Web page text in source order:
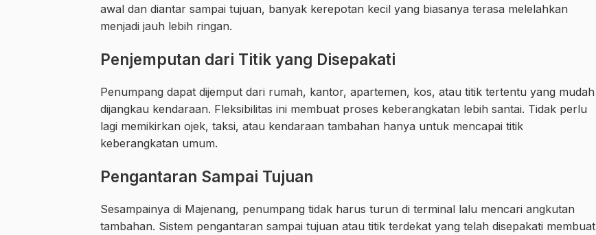
awal dan diantar sampai tujuan, banyak kerepotan kecil yang biasanya terasa melelahkan
menjadi jauh lebih ringan.
Penjemputan dari Titik yang Disepakati
Penumpang dapat dijemput dari rumah, kantor, apartemen, kos, atau titik tertentu yang mudah
dijangkau kendaraan. Fleksibilitas ini membuat proses keberangkatan lebih santai. Tidak perlu
lagi memikirkan ojek, taksi, atau kendaraan tambahan hanya untuk mencapai titik
keberangkatan umum.
Pengantaran Sampai Tujuan
Sesampainya di Majenang, penumpang tidak harus turun di terminal lalu mencari angkutan
tambahan. Sistem pengantaran sampai tujuan atau titik terdekat yang telah disepakati membuat